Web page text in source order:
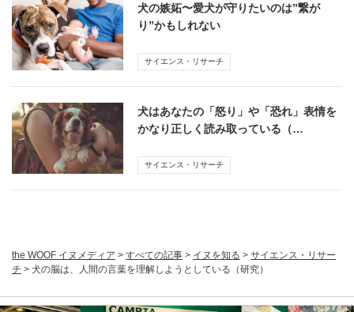
犬の嫉妬〜愛犬が守りたいのは”繋が
り”かもしれない
サイエンス・リサーチ
犬はあなたの「怒り」や「恐れ」表情を
かなり正しく読み取っている（…
サイエンス・リサーチ
the WOOF イヌメディア > すべての記事 > イヌを知る > サイエンス・リサー
チ > 犬の脳は、人間の言葉を理解しようとしている（研究）